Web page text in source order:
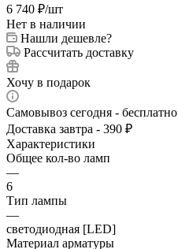
6 740 ₽/шт
Нет в наличии
Нашли дешевле?
Рассчитать доставку
Хочу в подарок
Самовывоз сегодня - бесплатно
Доставка завтра - 390 ₽
Характеристики
Общее кол-во ламп
—
6
Тип лампы
—
светодиодная [LED]
Материал арматуры